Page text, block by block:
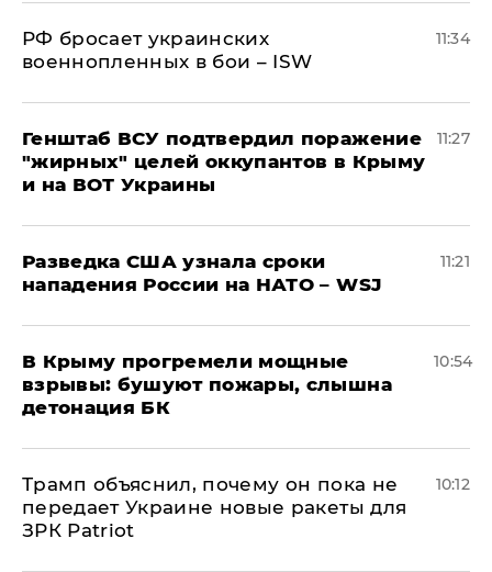
РФ бросает украинских
военнопленных в бои – ISW
11:34
Генштаб ВСУ подтвердил поражение
"жирных" целей оккупантов в Крыму
и на ВОТ Украины
11:27
Разведка США узнала сроки
нападения России на НАТО – WSJ
11:21
В Крыму прогремели мощные
взрывы: бушуют пожары, слышна
детонация БК
10:54
Трамп объяснил, почему он пока не
передает Украине новые ракеты для
ЗРК Patriot
10:12